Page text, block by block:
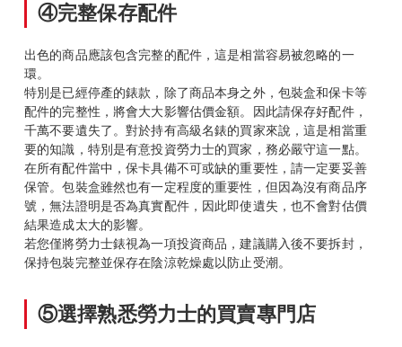
④完整保存配件
出色的商品應該包含完整的配件，這是相當容易被忽略的一
環。
特別是已經停產的錶款，除了商品本身之外，包裝盒和保卡等
配件的完整性，將會大大影響估價金額。因此請保存好配件，
千萬不要遺失了。對於持有高級名錶的買家來說，這是相當重
要的知識，特別是有意投資勞力士的買家，務必嚴守這一點。
在所有配件當中，保卡具備不可或缺的重要性，請一定要妥善
保管。包裝盒雖然也有一定程度的重要性，但因為沒有商品序
號，無法證明是否為真實配件，因此即使遺失，也不會對估價
結果造成太大的影響。
若您僅將勞力士錶視為一項投資商品，建議購入後不要拆封，
保持包裝完整並保存在陰涼乾燥處以防止受潮。
⑤選擇熟悉勞力士的買賣專門店